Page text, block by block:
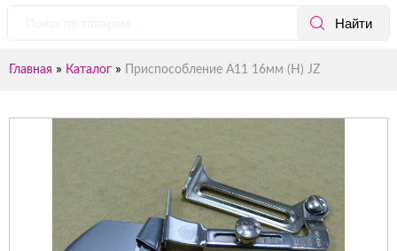
Главная » Каталог » Приспособление А11 16мм (H) JZ